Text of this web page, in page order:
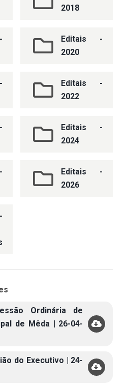
2018
Editais -
2020
Editais -
2022
Editais -
2024
Editais -
2026
Ordinária de
de Mêda | 26-04-
do Executivo | 24-